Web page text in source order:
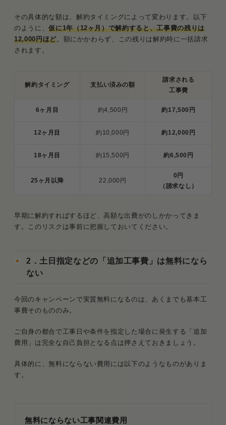
その具体的な額は、解約タイミングによって変わります。以下
のように、仮に1年（12ヶ月）で解約すると、工事費の残りは
12,000円ほど。額にかかわらず、この残りは解約時に一括請求
されます。
解約タイミング 支払い済みの額
請求される
工事費
6ヶ月目 約4,500円 約17,500円
12ヶ月目 約10,000円 約12,000円
18ヶ月目 約15,500円 約6,500円
25ヶ月以降 22,000円
0円
（請求なし）
早期に解約すればするほど、高額な出費がのしかかってきま
す。このリスクは事前に把握しておいてください。
2．土日指定などの「追加工事費」は無料になら
ない
今回のキャンペーンで実質無料になるのは、あくまでも基本工
事費そのもののみ。
ご自身の都合で工事日や条件を指定した場合に発生する「追加
費用」は完全な自己負担となる点は押さえておきましょう。
具体的に、無料にならない費用には以下のようなものがありま
す。
無料にならない工事関連費用